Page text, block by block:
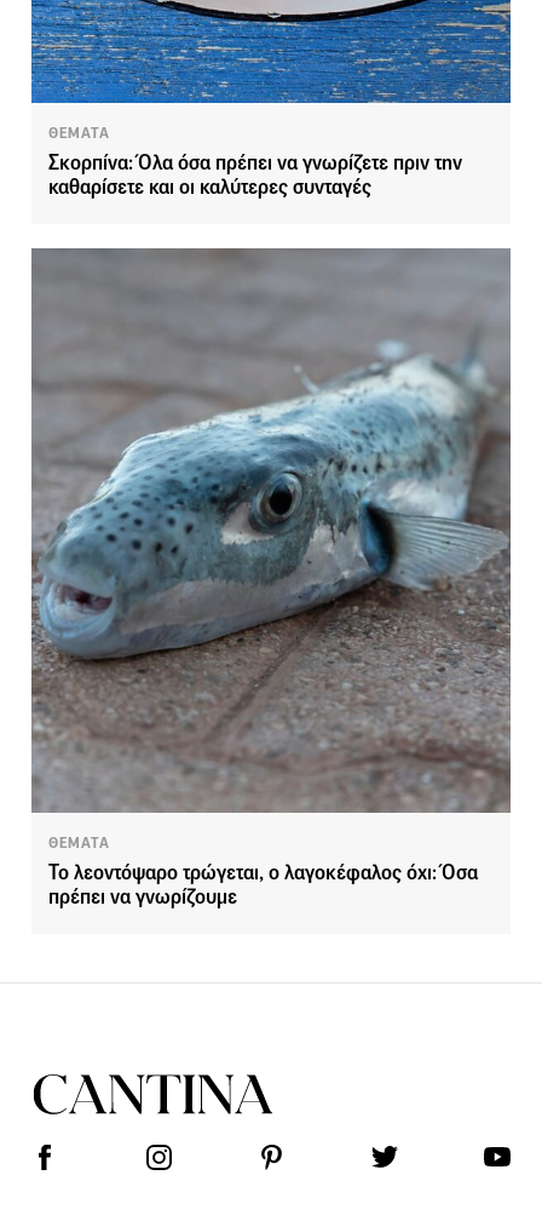
ΘΕΜΑΤΑ
Σκορπίνα: Όλα όσα πρέπει να γνωρίζετε πριν την
καθαρίσετε και οι καλύτερες συνταγές
ΘΕΜΑΤΑ
Το λεοντόψαρο τρώγεται, ο λαγοκέφαλος όχι: Όσα
πρέπει να γνωρίζουμε